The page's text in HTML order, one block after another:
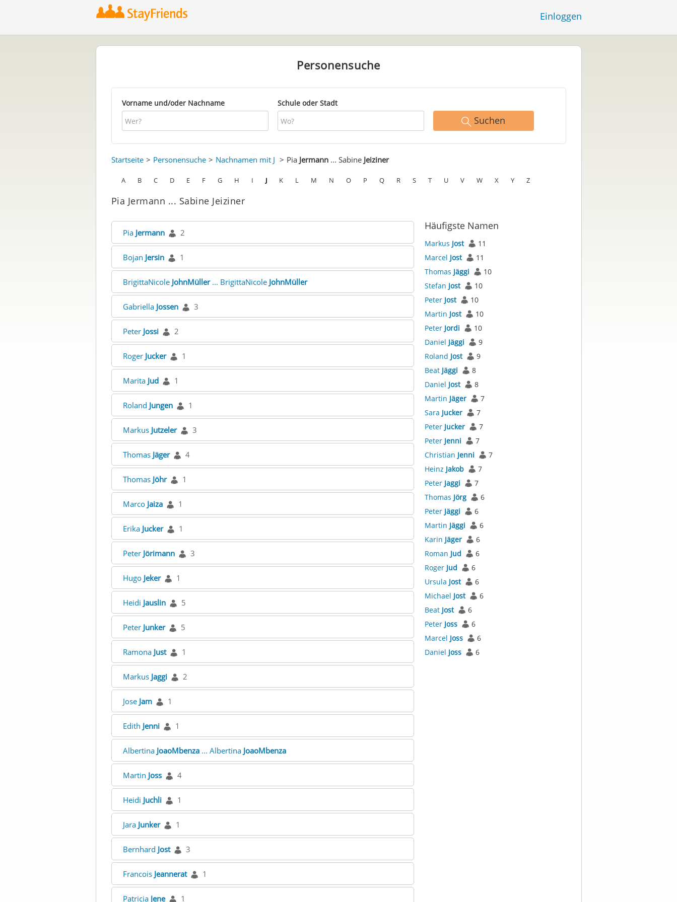
Einloggen
Personensuche
Vorname und/oder Nachname Schule oder Stadt
Suchen
Startseite Personensuche Nachnamen mit J Pia Jermann... Sabine Jeiziner
A B C D E F G H I J K L M N O P Q R S T U V W X Y Z
Pia Jermann ... Sabine Jeiziner
Pia Jermann 2
Bojan Jersin 1
BrigittaNicole JohnMüller... BrigittaNicole JohnMüller
Gabriella Jossen 3
Peter Jossi 2
Roger Jucker 1
Marita Jud 1
Roland Jungen 1
Markus Jutzeler 3
Thomas Jäger 4
Thomas Jöhr 1
Marco Jaiza 1
Erika Jucker 1
Peter Jörimann 3
Hugo Jeker 1
Heidi Jauslin 5
Peter Junker 5
Ramona Just 1
Markus Jaggi 2
Jose Jam 1
Edith Jenni 1
Albertina JoaoMbenza... Albertina JoaoMbenza
Martin Joss 4
Heidi Juchli 1
Jara Junker 1
Bernhard Jost 3
Francois Jeannerat 1
Patricia Jene 1
Häufigste Namen
Markus Jost
11
Marcel Jost
11
Thomas Jäggi
10
Stefan Jost
10
Peter Jost
10
Martin Jost
10
Peter Jordi
10
Daniel Jäggi
9
Roland Jost
9
Beat Jäggi
8
Daniel Jost
8
Martin Jäger
7
Sara Jucker
7
Peter Jucker
7
Peter Jenni
7
Christian Jenni
7
Heinz Jakob
7
Peter Jaggi
7
Thomas Jörg
6
Peter Jäggi
6
Martin Jäggi
6
Karin Jäger
6
Roman Jud
6
Roger Jud
6
Ursula Jost
6
Michael Jost
6
Beat Jost
6
Peter Joss
6
Marcel Joss
6
Daniel Joss 6